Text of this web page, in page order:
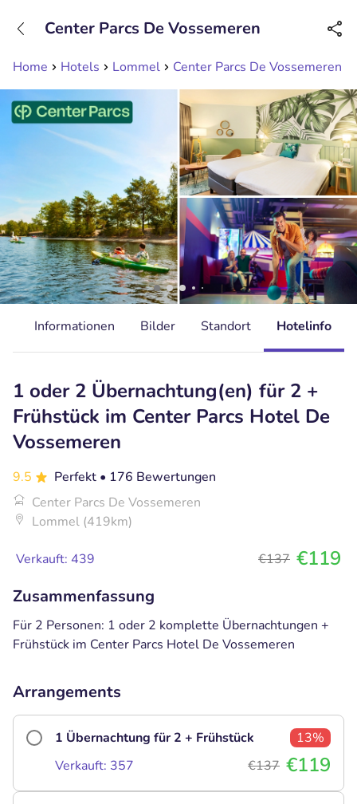
Erreichbar bis 23:00 Uhr (max 0,09€/Min)
Home Hotels Lommel Center Parcs De Vossemeren
Center Parcs De Vossemeren
Informationen Bilder Standort Hotelinfo
1 oder 2 Übernachtung(en) für 2 +
Frühstück im Center Parcs Hotel De
Vossemeren
9.5 Perfekt • 176 Bewertungen
Center Parcs De Vossemeren
Lommel (419km)
Verkauft: 439 €137 €119
Zusammenfassung
Für 2 Personen: 1 oder 2 komplette Übernachtungen +
Frühstück im Center Parcs Hotel De Vossemeren
Arrangements
1 Übernachtung für 2 + Frühstück
13%
Verkauft: 357
€137 €119